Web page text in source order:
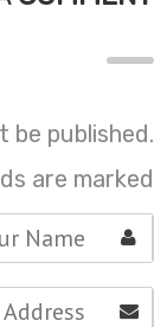
be published.
are marked